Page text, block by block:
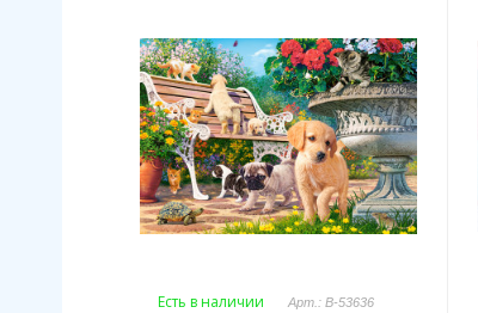
Есть в наличии Арт.: B-53636